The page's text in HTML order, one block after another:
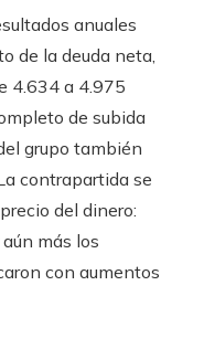
anuales
de la deuda neta,
4.634 a 4.975
de subida
grupo también
contrapartida se
del dinero:
más los
con aumentos